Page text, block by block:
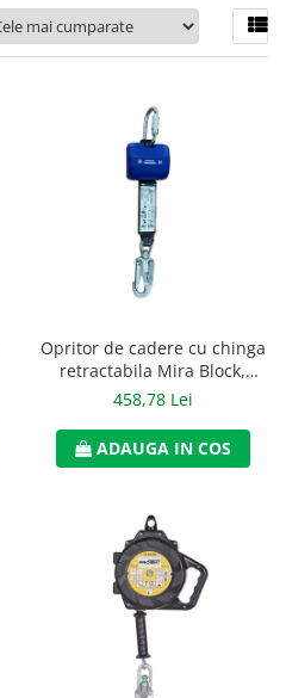
Opritor de cadere cu chinga
retractabila Mira Block,
art.1G56
458,78 Lei
ADAUGA IN COS